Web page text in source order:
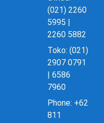
(021) 2260
5995 |
2260 5882
Toko: (021)
2907 0791
| 6586
7960
Phone: +62
811